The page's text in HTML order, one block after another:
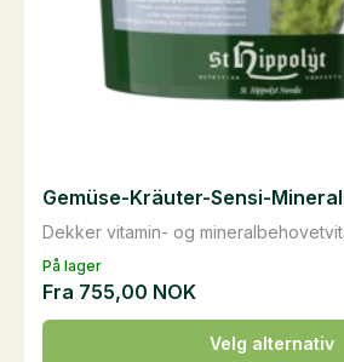
På lager
Dekker vitamin- og
Gemüse-Kräuter-Sensi-
Fra 755,00 NOK
Velg alternativ
Dette